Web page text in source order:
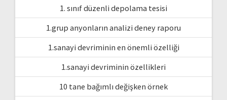
1. sınıf düzenli depolama tesisi
1.grup anyonların analizi deney raporu
1.sanayi devriminin en önemli özelliği
1.sanayi devriminin özellikleri
10 tane bağımlı değişken örnek